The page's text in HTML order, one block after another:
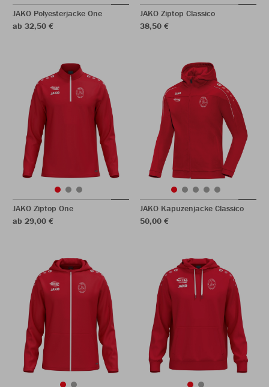
JAKO Polyesterjacke One
ab 32,50 €
JAKO Ziptop Classico
38,50 €
JAKO Ziptop One
ab 29,00 €
JAKO Kapuzenjacke Classico
50,00 €